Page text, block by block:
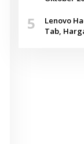
5
Lenovo
Tab,